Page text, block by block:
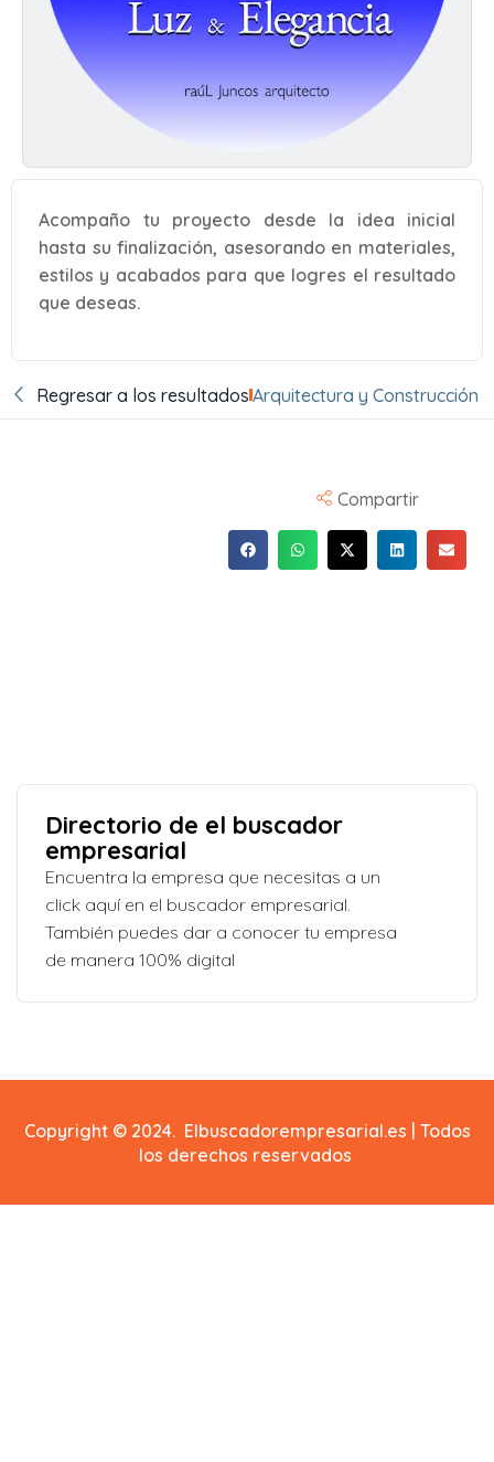
Acompaño tu proyecto desde la idea inicial
hasta su finalización, asesorando en materiales,
estilos y acabados para que logres el resultado
que deseas.
Regresar a los resultadosArquitectura y Construcción
Compartir
Directorio de el buscador
empresarial
Encuentra la empresa que necesitas a un
click aquí en el buscador empresarial.
También puedes dar a conocer tu empresa
de manera 100% digital
Copyright © 2024. Elbuscadorempresarial.es | Todos
los derechos reservados